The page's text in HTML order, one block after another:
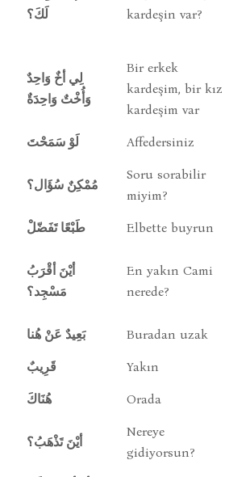
لَكَ؟
kardeşin var?
لِي أخٌ وَاحِدٌ
وَأُخْتٌ وَاحِدَةٌ
Bir erkek
kardeşim, bir kız
kardeşim var
لَوْ سَمَحْتَ Affedersiniz
مُمْكِنٌ سُؤَال؟
Soru sorabilir
miyim?
طَبْعًا تَفَضّلْ Elbette buyrun
أيْنَ أقْرَبُ
مَسْجِد؟
En yakın Cami
nerede?
بَعِيدٌ عَنْ هُنا Buradan uzak
قَرِيبٌ Yakın
هُنَاكَ Orada
أيْنَ تَذْهَبُ؟
Nereye
gidiyorsun?